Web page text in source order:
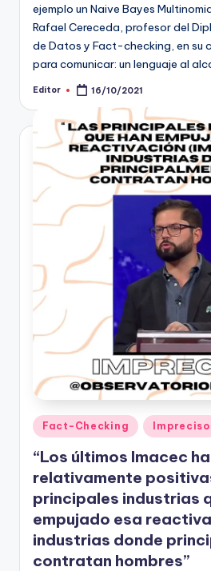
ejemplo un Naive Bayes
Rafael Cereceda, profesor del
de Datos y Fact-checking, en su
para comunicar: un lenguaje al
Publicado
Editor 16/10/2021
Publicado
en
Fact-Checking Impreciso
“Los últimos Imacec
relativamente
principales industrias
empujado esa
industrias donde
contratan hombres”